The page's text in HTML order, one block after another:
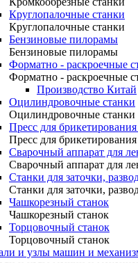
Круглопалочные станки
Круглопалочные станки
Бензиновые пилорамы
Бензиновые пилорамы
Форматно - раскроечные
Форматно - раскроечные
Производство Китай
Оцилиндровочные станки
Оцилиндровочные станки
Пресс для брикетирования
Пресс для брикетирования
Сварочный аппарат для
Сварочный аппарат для
Станки для заточки,
Станки для заточки,
Чашкорезный станок
Чашкорезный станок
Торцовочный станок
Торцовочный станок
и узлы машин и